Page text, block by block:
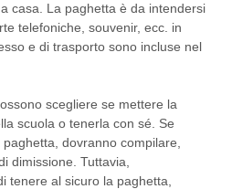
casa. La paghetta è da intendersi
telefoniche, souvenir, ecc. in
e di trasporto sono incluse nel
scegliere se mettere la
scuola o tenerla con sé. Se
dovranno compilare,
dimissione. Tuttavia,
tenere al sicuro la paghetta,